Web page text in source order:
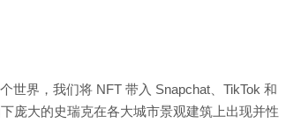
世界，我们将 NFT 带入 Snapchat、TikTok 和
庞大的史瑞克在各大城市景观建筑上出现并性